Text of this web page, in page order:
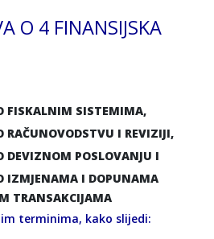
O 4 FINANSIJSKA
FISKALNIM SISTEMIMA,
RAČUNOVODSTVU I REVIZIJI,
DEVIZNOM POSLOVANJU I
IZMJENAMA I DOPUNAMA
TRANSAKCIJAMA
terminima, kako slijedi: